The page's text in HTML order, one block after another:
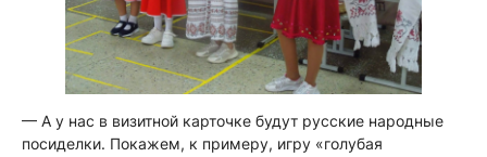
— А у нас в визитной карточке будут русские народные
посиделки. Покажем, к примеру, игру «голубая